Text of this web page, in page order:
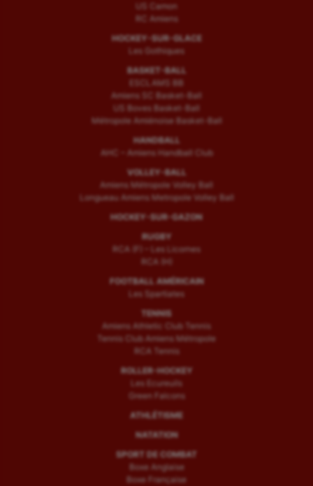
US Camon
RC Amiens
HOCKEY-SUR-GLACE
Les Gothiques
BASKET-BALL
ESCLAMS BB
Amiens SC Basket-Ball
US Boves Basket-Ball
Métropole Amiénoise Basket-Ball
HANDBALL
AHC – Amiens Handball Club
VOLLEY-BALL
Amiens Métropole Volley Ball
Longueau Amiens Metropole Volley Ball
HOCKEY-SUR-GAZON
RUGBY
RCA (F) – Les Licornes
RCA (H)
FOOTBALL AMÉRICAIN
Les Spartiates
TENNIS
Amiens Athletic Club Tennis
Tennis Club Amiens Métropole
RCA Tennis
ROLLER-HOCKEY
Les Ecureuils
Green Falcons
ATHLÉTISME
NATATION
SPORT DE COMBAT
Boxe Anglaise
Boxe Française